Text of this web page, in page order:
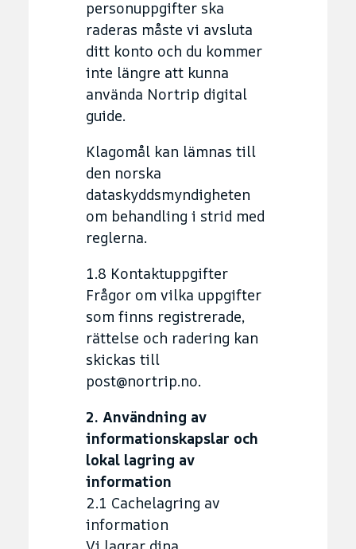
personuppgifter ska
raderas måste vi avsluta
ditt konto och du kommer
inte längre att kunna
använda Nortrip digital
guide.
Klagomål kan lämnas till
den norska
dataskyddsmyndigheten
om behandling i strid med
reglerna.
1.8 Kontaktuppgifter
Frågor om vilka uppgifter
som finns registrerade,
rättelse och radering kan
skickas till
post@nortrip.no.
2. Användning av
informationskapslar och
lokal lagring av
information
2.1 Cachelagring av
information